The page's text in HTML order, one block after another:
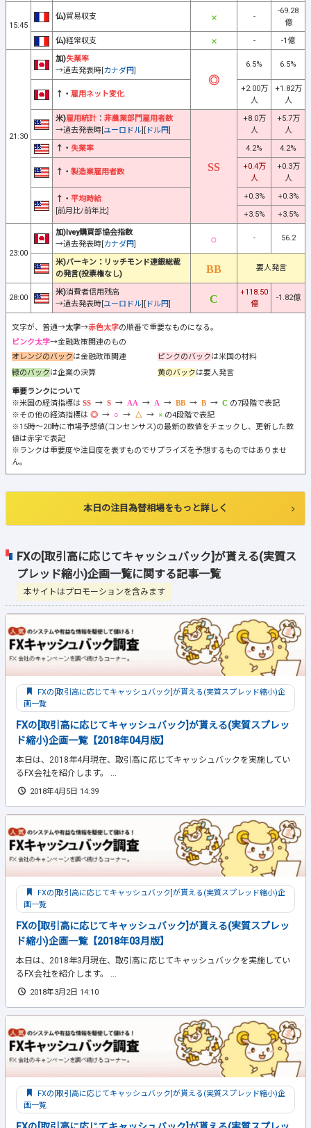
FXの[取引高に応じてキャッシュバック]が貰える(実質ス
プレッド縮小)企画一覧に関する記事一覧
本サイトはプロモーションを含みます
FXの[取引高に応じてキャッシュバック]が貰える(実質スプレッド縮小)企
画一覧
FXの[取引高に応じてキャッシュバック]が貰える(実質スプレッ
ド縮小)企画一覧【2018年04月版】
本日は、2018年4月現在、取引高に応じてキャッシュバックを実施してい
るFX会社を紹介します。 ...
2018年4月5日 14:39
FXの[取引高に応じてキャッシュバック]が貰える(実質スプレッド縮小)企
画一覧
FXの[取引高に応じてキャッシュバック]が貰える(実質スプレッ
ド縮小)企画一覧【2018年03月版】
本日は、2018年3月現在、取引高に応じてキャッシュバックを実施してい
るFX会社を紹介します。 ...
2018年3月2日 14:10
FXの[取引高に応じてキャッシュバック]が貰える(実質スプレッド縮小)企
画一覧
15:45
仏)貿易収支 -
-69.28
億
仏)経常収支 - -1億
21:30
加)失業率
→過去発表時[カナダ円]
6.5% 6.5%
↑・ 雇用ネット変化
+2.00万
人
+1.82万
人
米)雇用統計 ： 非農業部門雇用者数
→過去発表時[ユーロドル][ ドル円]
+8.0万
人
+5.7万
人
↑・ 失業率 4.2% 4.2%
↑・ 製造業雇用者数
+0.4万
人
+0.3万
人
↑・ 平均時給
[前月比/前年比]
+0.3%
+0.3%
+3.5%
+3.5%
23:00
加)Ivey購買部協会指数
→過去発表時[カナダ円]
- 56.2
米)バーキン：リッチモンド連銀総裁
の発言(投票権なし)
要人発言
28:00
米)消費者信用残高
→過去発表時[ユーロドル][ ドル円]
+118.50
億
-1.82億
文字が、普通→太字→赤色太字の順番で重要なものになる。
ピンク太字→金融政策関連のもの
オレンジのバックは金融政策関連 ピンクのバックは米国の材料
緑のバックは企業の決算 黄のバックは要人発言
重要ランクについて
※米国の経済指標は
→ → → → → →
の7段階で表記
※その他の経済指標は
→ → →
の4段階で表記
※15時～20時に市場予想値(コンセンサス)の最新の数値をチェックし、更新した数
値は赤字で表記
※ランクは重要度や注目度を表すものでサプライズを予想するものではありませ
ん。
本日の注目為替相場をもっと詳しく